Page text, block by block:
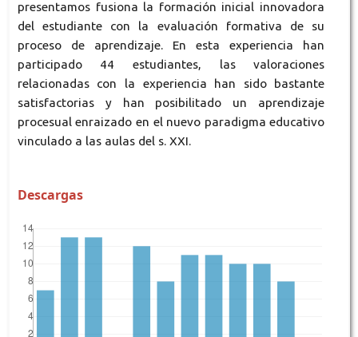
presentamos fusiona la formación inicial innovadora
del estudiante con la evaluación formativa de su
proceso de aprendizaje. En esta experiencia han
participado 44 estudiantes, las valoraciones
relacionadas con la experiencia han sido bastante
satisfactorias y han posibilitado un aprendizaje
procesual enraizado en el nuevo paradigma educativo
vinculado a las aulas del s. XXI.
Descargas